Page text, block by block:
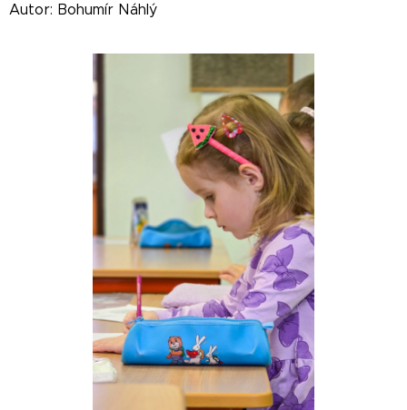
Autor: Bohumír Náhlý